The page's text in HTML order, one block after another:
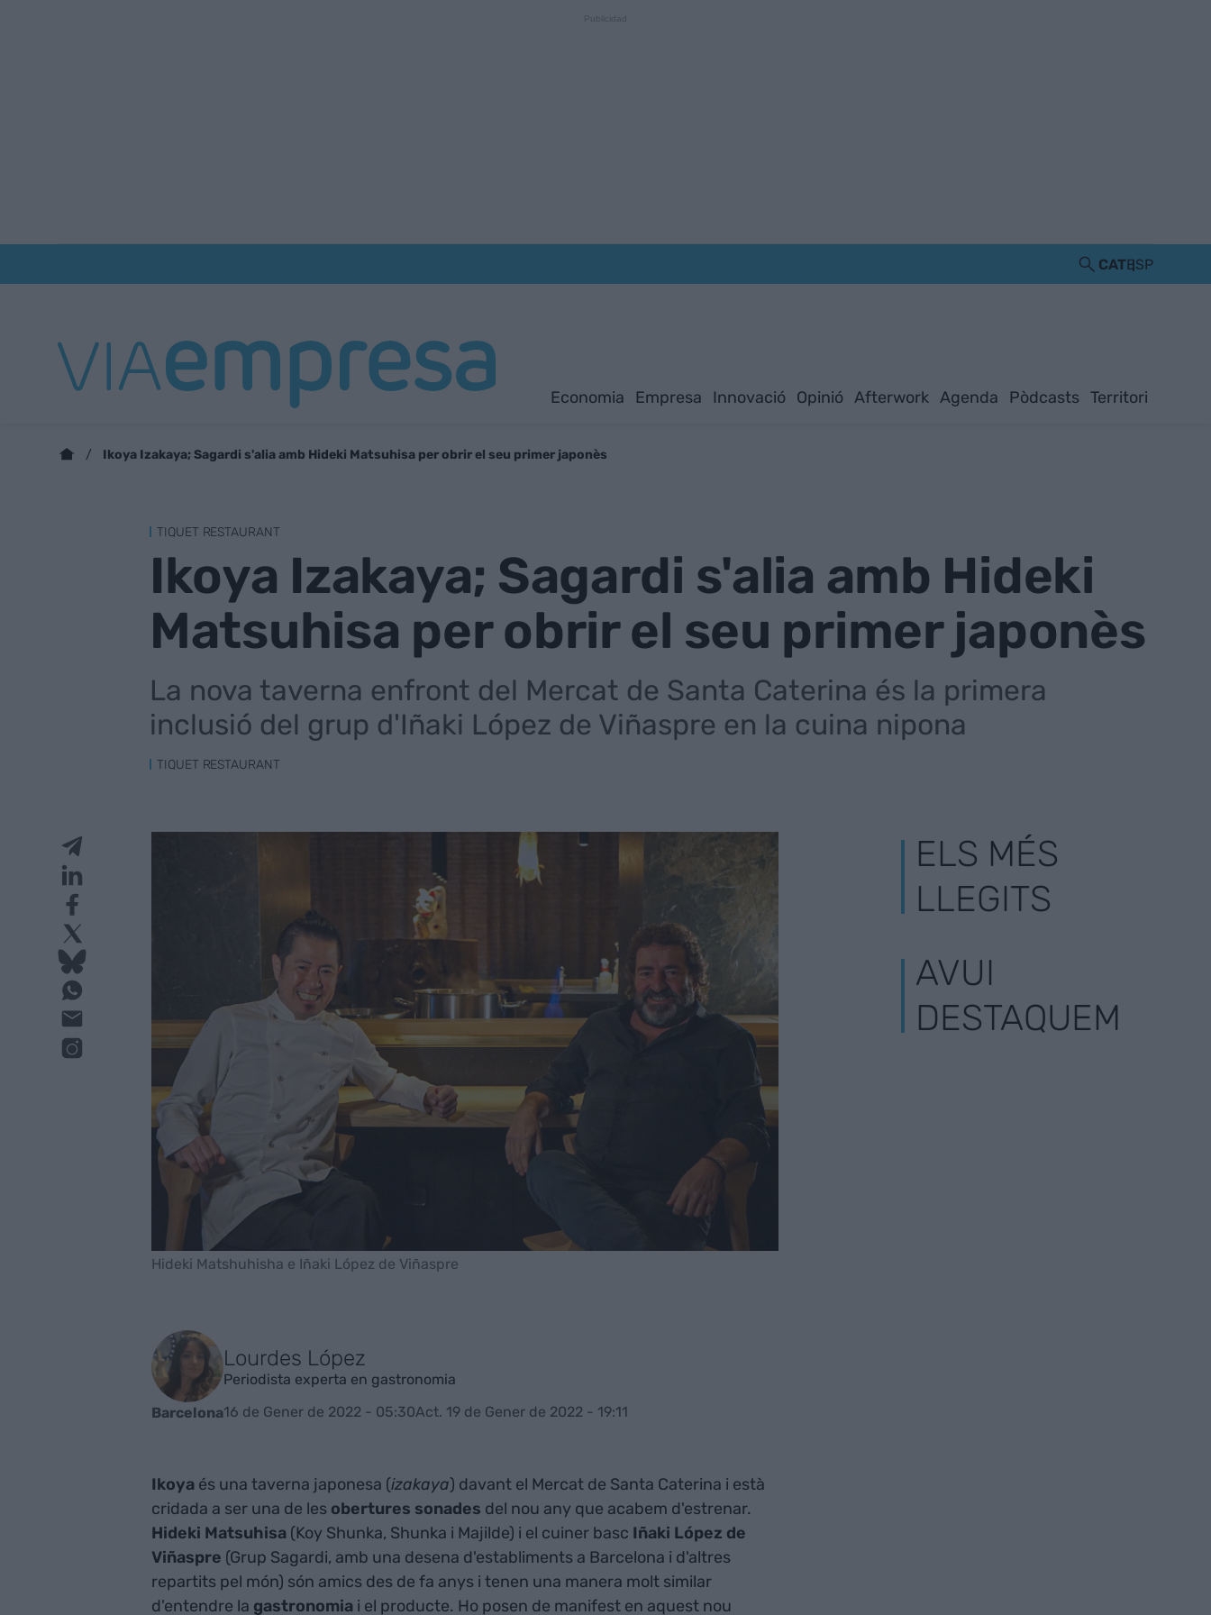
CATESP
Economia Empresa Innovació Opinió Afterwork Agenda Pòdcasts Territori
Ikoya Izakaya; Sagardi s'alia amb Hideki Matsuhisa per obrir el seu primer japonès
TIQUET RESTAURANT
Ikoya Izakaya; Sagardi s'alia amb Hideki
Matsuhisa per obrir el seu primer japonès
La nova taverna enfront del Mercat de Santa Caterina és la primera
inclusió del grup d'Iñaki López de Viñaspre en la cuina nipona
TIQUET RESTAURANT
Hideki Matshuhisha e Iñaki López de Viñaspre
Lourdes López
Periodista experta en gastronomia
Barcelona16 de Gener de 2022 - 05:30Act. 19 de Gener de 2022 - 19:11
Ikoyaés una taverna japonesa (izakaya) davant el Mercat de Santa Caterina i està
cridada a ser una de les obertures sonades del nou any que acabem d'estrenar.
Hideki Matsuhisa(Koy Shunka, Shunka i Majilde) i el cuiner basc Iñaki López de
Viñaspre (Grup Sagardi, amb una desena d'establiments a Barcelona i d'altres
repartits pel món) són amics des de fa anys i tenen una manera molt similar
d'entendre la gastronomiai el producte. Ho posen de manifest en aquest nou
ELS MÉS
LLEGITS
AVUI
DESTAQUEM